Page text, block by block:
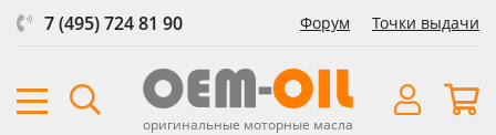
7 (495) 724 81 90 Форум Точки выдачи
оригинальные моторные масла